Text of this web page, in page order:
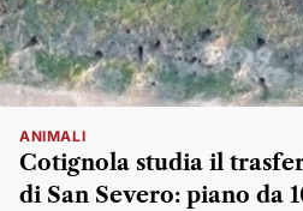
ANIMALI
Cotignola studia il
di San Severo: piano da